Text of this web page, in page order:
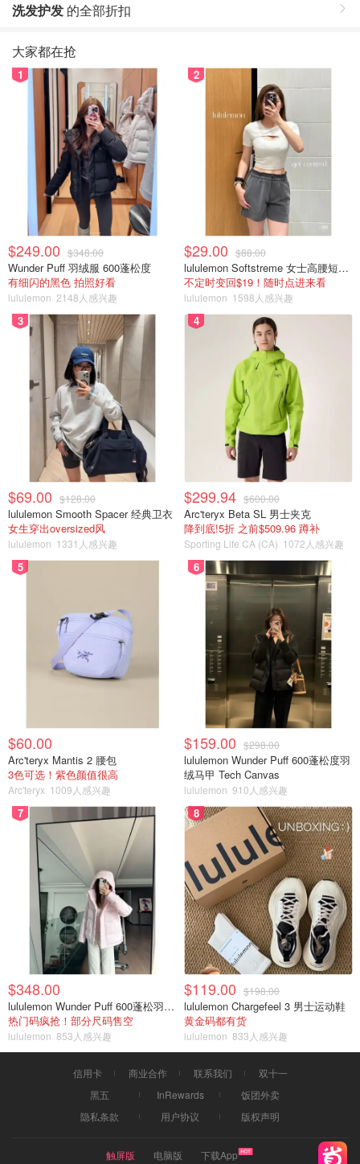
洗发护发 的全部折扣
大家都在抢
1
$249.00 $348.00
Wunder Puff 羽绒服 600蓬松度
有细闪的黑色 拍照好看
lululemon 2148人感兴趣
2
$29.00 $88.00
lululemon Softstreme 女士高腰短裤 10cm
不定时变回$19！随时点进来看
lululemon 1598人感兴趣
3
$69.00 $128.00
lululemon Smooth Spacer 经典卫衣
女生穿出oversized风
lululemon 1331人感兴趣
4
$299.94 $600.00
Arc'teryx Beta SL 男士夹克
降到底!5折 之前$509.96 蹲补
Sporting Life CA (CA) 1072人感兴趣
5
$60.00
Arc'teryx Mantis 2 腰包
3色可选！紫色颜值很高
Arc'teryx 1009人感兴趣
6
$159.00 $298.00
lululemon Wunder Puff 600蓬松度羽
绒马甲 Tech Canvas
lululemon 910人感兴趣
7
$348.00
lululemon Wunder Puff 600蓬松羽绒夹克
热门码疯抢！部分尺码售空
lululemon 853人感兴趣
8
$119.00 $198.00
lululemon Chargefeel 3 男士运动鞋
黄金码都有货
lululemon 833人感兴趣
信用卡 商业合作 联系我们
双十一
黑五
InRewards
饭团外卖
隐私条款
用户协议 版权声明
触屏版 电脑版 下载App